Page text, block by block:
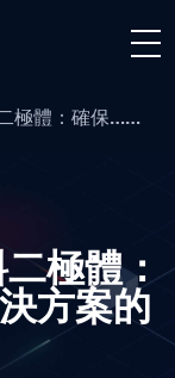
極體：確保……
二極體：
方案的